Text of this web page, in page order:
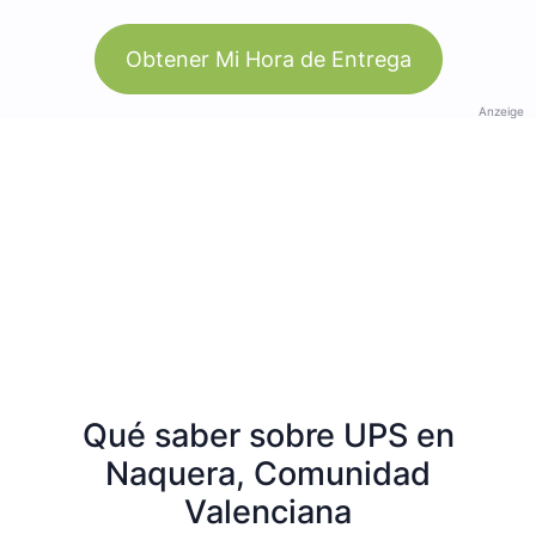
Obtener Mi Hora de Entrega
Anzeige
Qué saber sobre UPS en
Naquera, Comunidad
Valenciana